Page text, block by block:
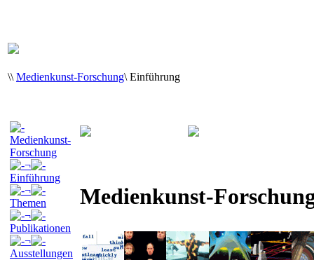
\\ Medienkunst-Forschung\ Einführung
Medienkunst-
Forschung
¬
Einführung
¬
Themen
¬
Publikationen
¬
Ausstellungen
Medienkunst-